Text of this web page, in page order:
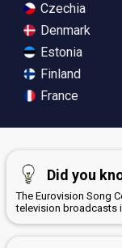
Czechia
Denmark
Estonia
Finland
France
Did you
The Eurovision Song
television broadcasts